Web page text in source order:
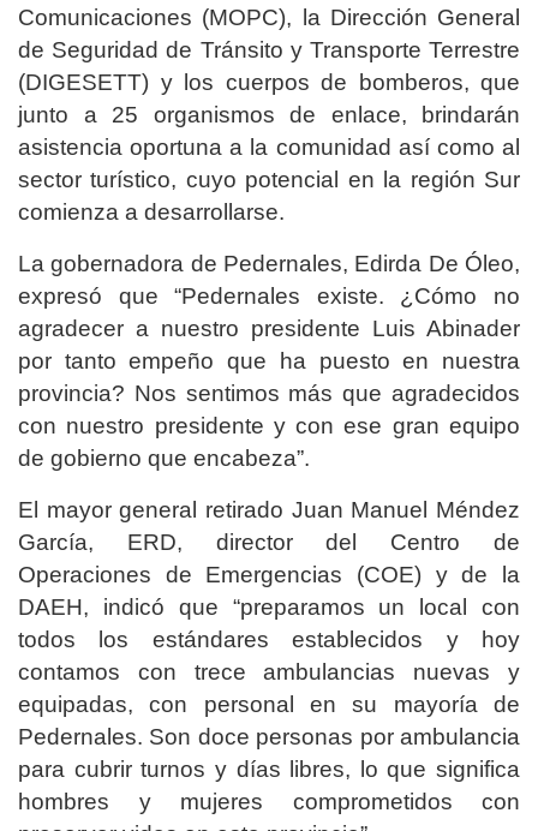
Comunicaciones (MOPC), la Dirección General
de Seguridad de Tránsito y Transporte Terrestre
(DIGESETT) y los cuerpos de bomberos, que
junto a 25 organismos de enlace, brindarán
asistencia oportuna a la comunidad así como al
sector turístico, cuyo potencial en la región Sur
comienza a desarrollarse.
La gobernadora de Pedernales, Edirda De Óleo,
expresó que “Pedernales existe. ¿Cómo no
agradecer a nuestro presidente Luis Abinader
por tanto empeño que ha puesto en nuestra
provincia? Nos sentimos más que agradecidos
con nuestro presidente y con ese gran equipo
de gobierno que encabeza”.
El mayor general retirado Juan Manuel Méndez
García, ERD, director del Centro de
Operaciones de Emergencias (COE) y de la
DAEH, indicó que “preparamos un local con
todos los estándares establecidos y hoy
contamos con trece ambulancias nuevas y
equipadas, con personal en su mayoría de
Pedernales. Son doce personas por ambulancia
para cubrir turnos y días libres, lo que significa
hombres y mujeres comprometidos con